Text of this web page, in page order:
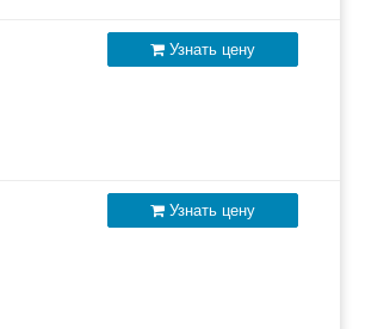
Узнать цену
Узнать цену